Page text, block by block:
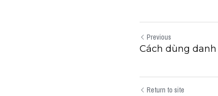
Previous
Cách dùng
Return to site